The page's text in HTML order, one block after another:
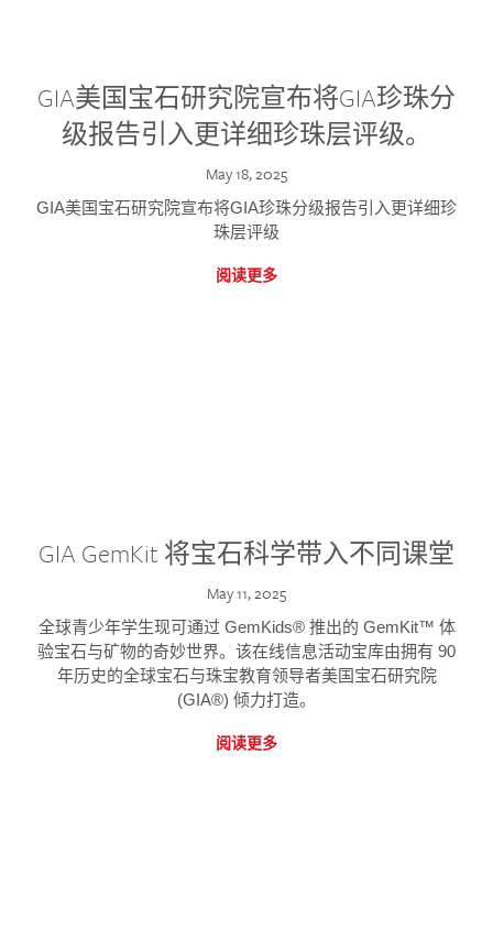
GIA美国宝石研究院宣布将GIA珍珠分
级报告引入更详细珍珠层评级。
May 18, 2025
GIA美国宝石研究院宣布将GIA珍珠分级报告引入更详细珍
珠层评级
阅读更多
GIA GemKit 将宝石科学带入不同课堂
May 11, 2025
全球青少年学生现可通过 GemKids® 推出的 GemKit™ 体
验宝石与矿物的奇妙世界。该在线信息活动宝库由拥有 90
年历史的全球宝石与珠宝教育领导者美国宝石研究院
(GIA®) 倾力打造。
阅读更多